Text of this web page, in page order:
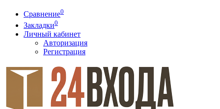
Сравнение0
Закладки0
Личный кабинет
Авторизация
Регистрация